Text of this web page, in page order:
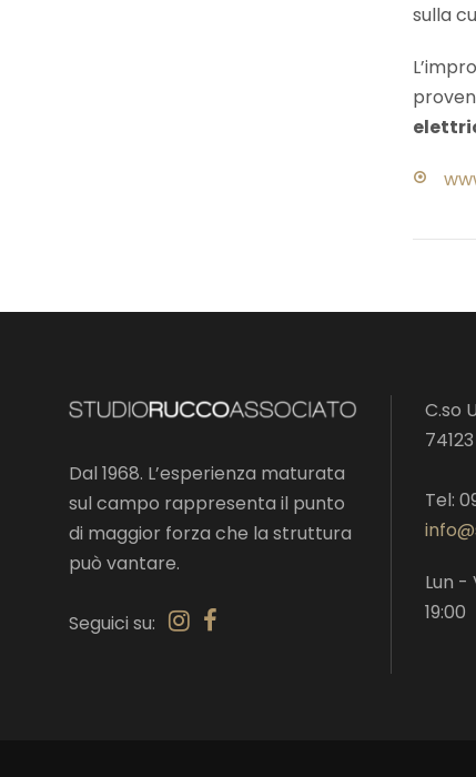
sulla
Dal 1968. L’esperienza maturata
sul campo rappresenta il punto
di maggior forza che la struttura
può vantare.
Seguici su:
C.so
Tel:
Lun -
19:00